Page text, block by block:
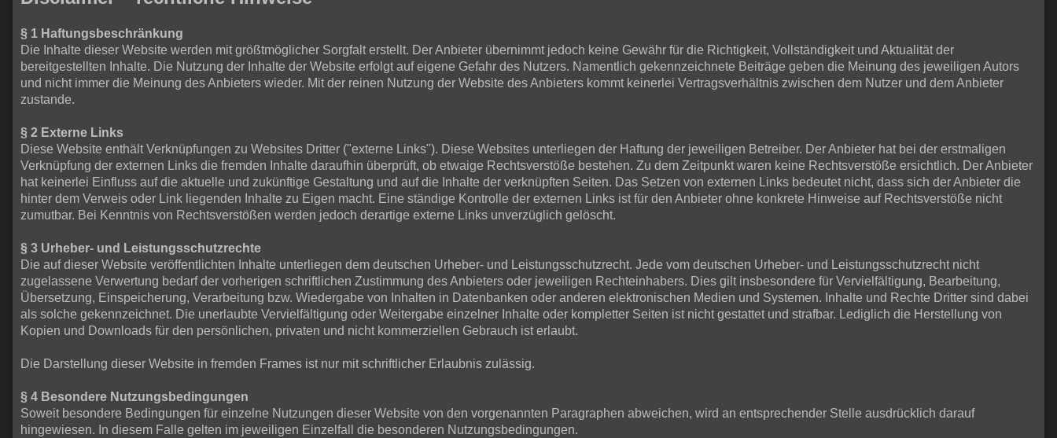
§ 1 Haftungsbeschränkung
Die Inhalte dieser Website werden mit größtmöglicher Sorgfalt erstellt. Der Anbieter übernimmt jedoch keine Gewähr für die Richtigkeit, Vollständigkeit und Aktualität der
bereitgestellten Inhalte. Die Nutzung der Inhalte der Website erfolgt auf eigene Gefahr des Nutzers. Namentlich gekennzeichnete Beiträge geben die Meinung des jeweiligen Autors
und nicht immer die Meinung des Anbieters wieder. Mit der reinen Nutzung der Website des Anbieters kommt keinerlei Vertragsverhältnis zwischen dem Nutzer und dem Anbieter
zustande.
§ 2 Externe Links
Diese Website enthält Verknüpfungen zu Websites Dritter ("externe Links"). Diese Websites unterliegen der Haftung der jeweiligen Betreiber. Der Anbieter hat bei der erstmaligen
Verknüpfung der externen Links die fremden Inhalte daraufhin überprüft, ob etwaige Rechtsverstöße bestehen. Zu dem Zeitpunkt waren keine Rechtsverstöße ersichtlich. Der Anbieter
hat keinerlei Einfluss auf die aktuelle und zukünftige Gestaltung und auf die Inhalte der verknüpften Seiten. Das Setzen von externen Links bedeutet nicht, dass sich der Anbieter die
hinter dem Verweis oder Link liegenden Inhalte zu Eigen macht. Eine ständige Kontrolle der externen Links ist für den Anbieter ohne konkrete Hinweise auf Rechtsverstöße nicht
zumutbar. Bei Kenntnis von Rechtsverstößen werden jedoch derartige externe Links unverzüglich gelöscht.
§ 3 Urheber- und Leistungsschutzrechte
Die auf dieser Website veröffentlichten Inhalte unterliegen dem deutschen Urheber- und Leistungsschutzrecht. Jede vom deutschen Urheber- und Leistungsschutzrecht nicht
zugelassene Verwertung bedarf der vorherigen schriftlichen Zustimmung des Anbieters oder jeweiligen Rechteinhabers. Dies gilt insbesondere für Vervielfältigung, Bearbeitung,
Übersetzung, Einspeicherung, Verarbeitung bzw. Wiedergabe von Inhalten in Datenbanken oder anderen elektronischen Medien und Systemen. Inhalte und Rechte Dritter sind dabei
als solche gekennzeichnet. Die unerlaubte Vervielfältigung oder Weitergabe einzelner Inhalte oder kompletter Seiten ist nicht gestattet und strafbar. Lediglich die Herstellung von
Kopien und Downloads für den persönlichen, privaten und nicht kommerziellen Gebrauch ist erlaubt.
Die Darstellung dieser Website in fremden Frames ist nur mit schriftlicher Erlaubnis zulässig.
§ 4 Besondere Nutzungsbedingungen
Soweit besondere Bedingungen für einzelne Nutzungen dieser Website von den vorgenannten Paragraphen abweichen, wird an entsprechender Stelle ausdrücklich darauf
hingewiesen. In diesem Falle gelten im jeweiligen Einzelfall die besonderen Nutzungsbedingungen.